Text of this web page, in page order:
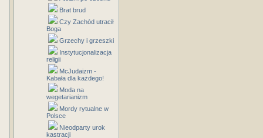
Brat brud
Czy Zachód utracił
Boga
Grzechy i grzeszki
Instytucjonalizacja
religii
McJudaizm -
Kabała dla każdego!
Moda na
wegetarianizm
Mordy rytualne w
Polsce
Nieodparty urok
kastracji